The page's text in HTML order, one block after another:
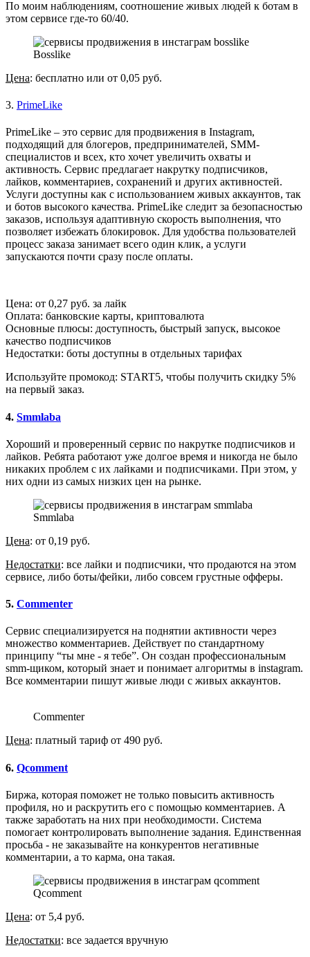
По моим наблюдениям, соотношение живых людей к ботам в
этом сервисе где-то 60/40.
Bosslike
Цена: бесплатно или от 0,05 руб.
3. PrimeLike
PrimeLike – это сервис для продвижения в Instagram,
подходящий для блогеров, предпринимателей, SMM-
специалистов и всех, кто хочет увеличить охваты и
активность. Сервис предлагает накрутку подписчиков,
лайков, комментариев, сохранений и других активностей.
Услуги доступны как с использованием живых аккаунтов, так
и ботов высокого качества. PrimeLike следит за безопасностью
заказов, используя адаптивную скорость выполнения, что
позволяет избежать блокировок. Для удобства пользователей
процесс заказа занимает всего один клик, а услуги
запускаются почти сразу после оплаты.
Цена: от 0,27 руб. за лайк
Оплата: банковские карты, криптовалюта
Основные плюсы: доступность, быстрый запуск, высокое
качество подписчиков
Недостатки: боты доступны в отдельных тарифах
Используйте промокод: START5, чтобы получить скидку 5%
на первый заказ.
4. Smmlaba
Хороший и проверенный сервис по накрутке подписчиков и
лайков. Ребята работают уже долгое время и никогда не было
никаких проблем с их лайками и подписчиками. При этом, у
них одни из самых низких цен на рынке.
Smmlaba
Цена: от 0,19 руб.
Недостатки: все лайки и подписчики, что продаются на этом
сервисе, либо боты/фейки, либо совсем грустные офферы.
5. Commenter
Сервис специализируется на поднятии активности через
множество комментариев. Действует по стандартному
принципу “ты мне - я тебе”. Он создан профессиональным
smm-щиком, который знает и понимает алгоритмы в instagram.
Все комментарии пишут живые люди с живых аккаунтов.
Commenter
Цена: платный тариф от 490 руб.
6. Qcomment
Биржа, которая поможет не только повысить активность
профиля, но и раскрутить его с помощью комментариев. А
также заработать на них при необходимости. Система
помогает контролировать выполнение задания. Единственная
просьба - не заказывайте на конкурентов негативные
комментарии, а то карма, она такая.
Qcomment
Цена: от 5,4 руб.
Недостатки: все задается вручную